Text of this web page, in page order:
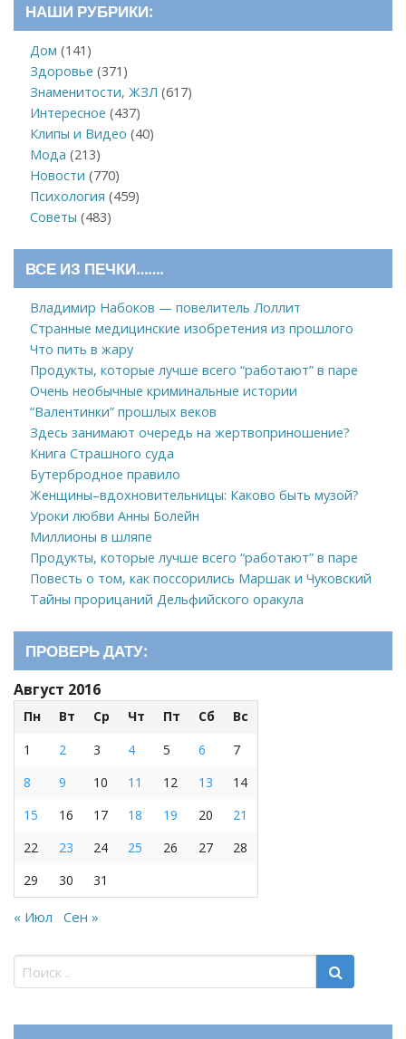
НАШИ РУБРИКИ:
Дом (141)
Здоровье (371)
Знаменитости, ЖЗЛ (617)
Интересное (437)
Клипы и Видео (40)
Мода (213)
Новости (770)
Психология (459)
Советы (483)
ВСЕ ИЗ ПЕЧКИ…….
Владимир Набоков — повелитель Лоллит
Странные медицинские изобретения из прошлого
Что пить в жару
Продукты, которые лучше всего “работают” в паре
Очень необычные криминальные истории
“Валентинки” прошлых веков
Здесь занимают очередь на жертвоприношение?
Книга Страшного суда
Бутербродное правило
Женщины–вдохновительницы: Каково быть музой?
Уроки любви Анны Болейн
Миллионы в шляпе
Продукты, которые лучше всего “работают” в паре
Повесть о том, как поссорились Маршак и Чуковский
Тайны прорицаний Дельфийского оракула
ПРОВЕРЬ ДАТУ:
Август 2016
Пн Вт Ср Чт Пт Сб
Вс
1
2 3 4 5 6
7
8
9 10 11 12 13
14
15
16 17 18 19 20
21
22
23 24 25 26 27
28
29
30 31
« Июл Сен »